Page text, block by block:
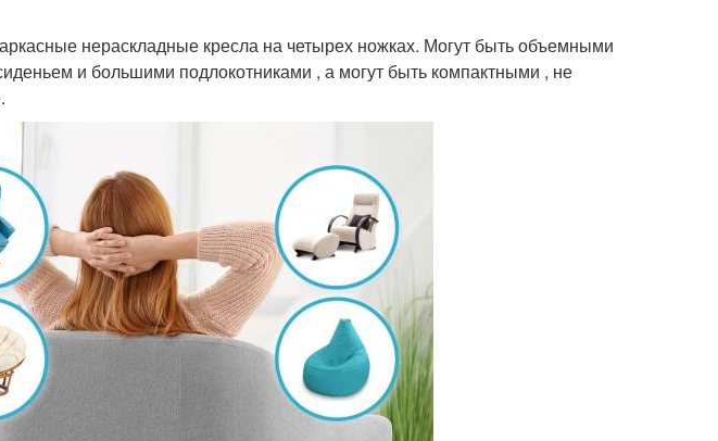
нераскладные кресла на четырех ножках. Могут быть объемными
и большими подлокотниками , а могут быть компактными , не